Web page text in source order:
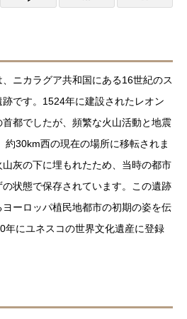
ニカラグア共和国にある16世紀のス
です。1524年に建設されたレオン
都でしたが、頻繁な火山活動と地震
約30km西の現在の場所に移転されま
灰の下に埋もれたため、当時の都市
状態で保存されています。この遺跡
ーロッパ植民地都市の初期の姿を伝
年にユネスコの世界文化遺産に登録